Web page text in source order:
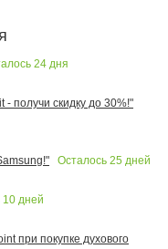
24 дня
- получи скидку до 30%!"
Осталось 25 дней
10 дней
при покупке духового